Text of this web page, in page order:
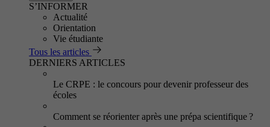
S’INFORMER
Actualité
Orientation
Vie étudiante
Tous les articles
DERNIERS ARTICLES
Le CRPE : le concours pour devenir professeur des
écoles
Comment se réorienter après une prépa scientifique ?